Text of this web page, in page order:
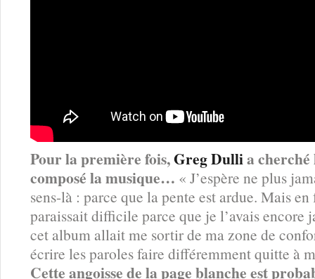
Pour la première fois,Greg Dullia cherché
composé la musique… « J’espère ne plus
sens-là : parce que la pente est ardue. Mais
paraissait difficile parce que je l’avais encore
cet album allait me sortir de ma zone de
écrire les paroles faire différemment quitte à
Cette angoisse de la page blanche est